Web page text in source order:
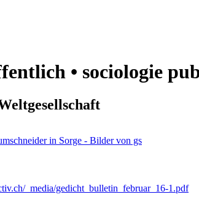
• sociologie
in Sorge - Bilder von gs
_media/gedicht_bulletin_februar_16-1.pdf